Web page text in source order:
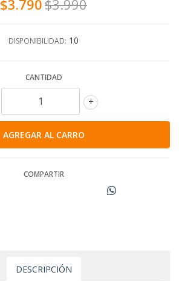
$3.790$3.990
DISPONIBILIDAD: 10
CANTIDAD
+
COMPARTIR
DESCRIPCIÓN